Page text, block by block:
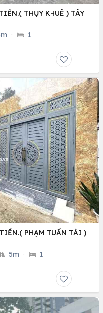
THỤY KHUÊ ) TÂY
· 1
PHẠM TUẤN TÀI )
5m · 1